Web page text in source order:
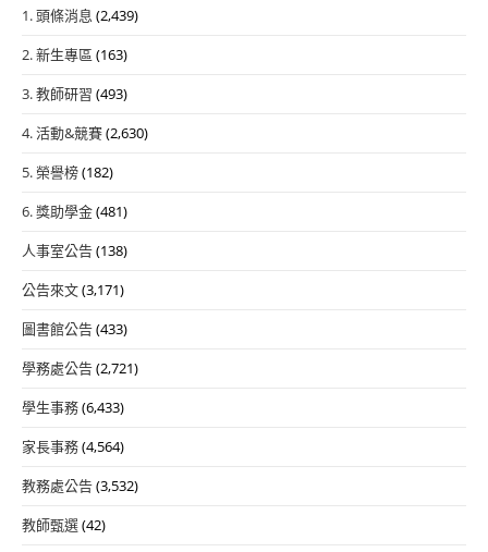
1. 頭條消息 (2,439)
2. 新生專區 (163)
3. 教師研習 (493)
4. 活動&競賽(2,630)
5. 榮譽榜(182)
6. 獎助學金(481)
人事室公告(138)
公告來文(3,171)
圖書館公告(433)
學務處公告(2,721)
學生事務(6,433)
家長事務(4,564)
教務處公告(3,532)
教師甄選(42)